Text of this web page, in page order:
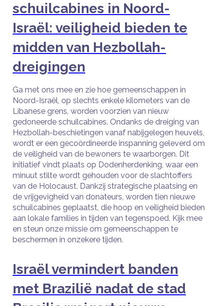
schuilcabines in Noord-
Israël: veiligheid bieden te
midden van Hezbollah-
dreigingen
Ga met ons mee en zie hoe gemeenschappen in
Noord-Israël, op slechts enkele kilometers van de
Libanese grens, worden voorzien van nieuw
gedoneerde schuilcabines. Ondanks de dreiging van
Hezbollah-beschietingen vanaf nabijgelegen heuvels,
wordt er een gecoördineerde inspanning geleverd om
de veiligheid van de bewoners te waarborgen. Dit
initiatief vindt plaats op Dodenherdenking, waar een
minuut stilte wordt gehouden voor de slachtoffers
van de Holocaust. Dankzij strategische plaatsing en
de vrijgevigheid van donateurs, worden tien nieuwe
schuilcabines geplaatst, die hoop en veiligheid bieden
aan lokale families in tijden van tegenspoed. Kijk mee
en steun onze missie om gemeenschappen te
beschermen in onzekere tijden.
Israël vermindert banden
met Brazilië nadat de stad